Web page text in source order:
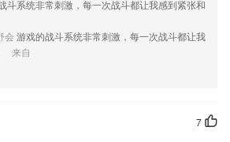
斗系统非常刺激，每一次战斗都让我感到紧张和
会 游戏的战斗系统非常刺激，每一次战斗都让我
来自
7